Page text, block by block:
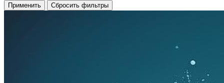
Применить Сбросить фильтры